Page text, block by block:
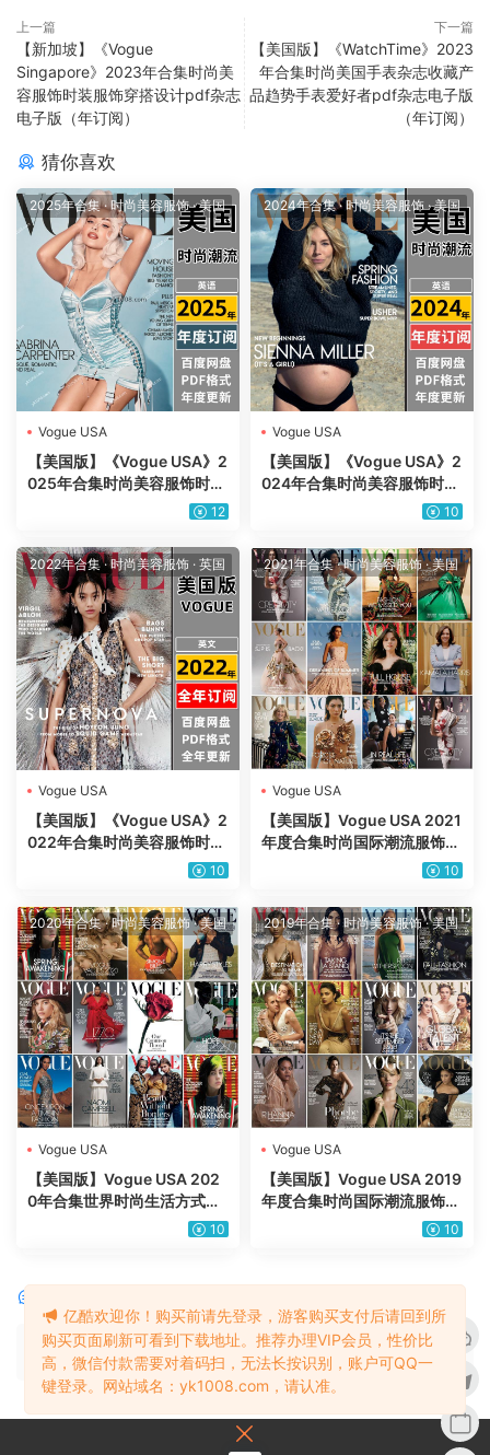
上一篇
【新加坡】《Vogue
Singapore》2023年合集时尚美
容服饰时装服饰穿搭设计pdf杂志
电子版（年订阅）
下一篇
【美国版】《WatchTime》2023
年合集时尚美国手表杂志收藏产
品趋势手表爱好者pdf杂志电子版
（年订阅）
猜你喜欢
2025年合集·时尚美容服饰·美国
Vogue USA
【美国版】《Vogue USA》2
025年合集时尚美容服饰时装
穿搭打扮潮流pdf杂志（年度
12
2024年合集·时尚美容服饰·美国
Vogue USA
【美国版】《Vogue USA》2
024年合集时尚美容服饰时装
穿搭打扮潮流pdf杂志（年度
10
2022年合集·时尚美容服饰 · 英国
Vogue USA
【美国版】《Vogue USA》2
022年合集时尚美容服饰时装
穿搭打扮潮流pdf杂志（年度
10
2021年合集·时尚美容服饰·美国
Vogue USA
【美国版】Vogue USA 2021
年度合集时尚国际潮流服饰时
装先驱PDF杂志期刊（11本）
10
2020年合集·时尚美容服饰·美国
Vogue USA
【美国版】Vogue USA 202
0年合集世界时尚生活方式时
装美容品牌服饰设计高端配饰
10
2019年合集·时尚美容服饰·美国
Vogue USA
【美国版】Vogue USA 2019
年度合集时尚国际潮流服饰时
装先驱PDF杂志期刊（12本）
10
请先登录
亿酷欢迎你！购买前请先登录，游客购买支付后请回到所
购买页面刷新可看到下载地址。推荐办理VIP会员，性价比
高，微信付款需要对着码扫，无法长按识别，账户可QQ一
键登录。网站域名：yk1008.com，请认准。